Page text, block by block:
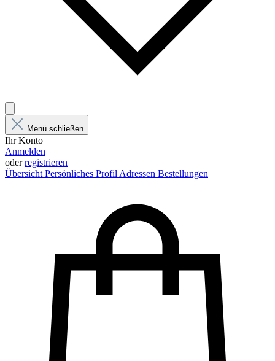
Menü schließen
Ihr Konto
Anmelden
oderregistrieren
Übersicht Persönliches Profil Adressen Bestellungen